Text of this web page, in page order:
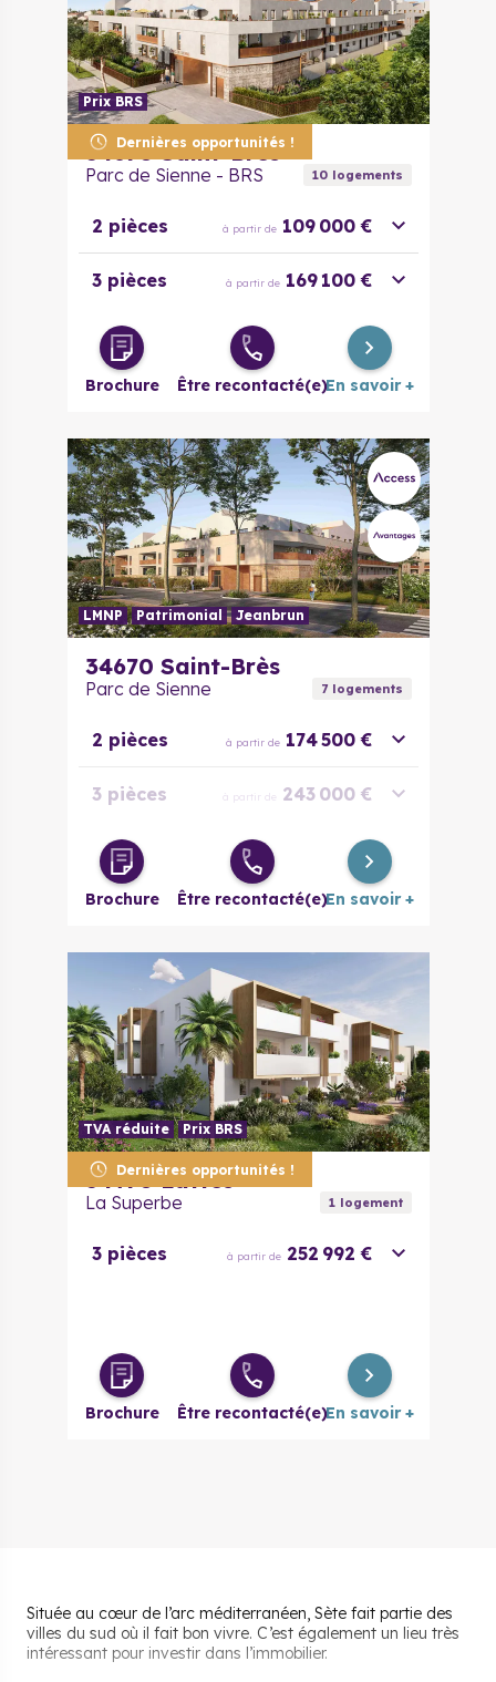
Dernières opportunités !
Prix BRS
34670 Saint-Brès
Parc de Sienne - BRS 10logements
2 pièces à partir de 109 000 €
3 pièces à partir de 169 100 €
Brochure Être recontacté(e)En savoir +
LMNP Patrimonial Jeanbrun
34670 Saint-Brès
Parc de Sienne 7logements
2 pièces à partir de 174 500 €
3 pièces à partir de 243 000 €
4 pièces à partir de 315 500 €
Brochure Être recontacté(e)En savoir +
Dernières opportunités !
TVA réduite Prix BRS
34970 Lattes
La Superbe 1logement
3 pièces à partir de 252 992 €
Brochure Être recontacté(e)En savoir +
Située au cœur de l’arc méditerranéen, Sète fait partie des
villes du sud où il fait bon vivre. C’est également un lieu très
intéressant pour investir dans l’immobilier.